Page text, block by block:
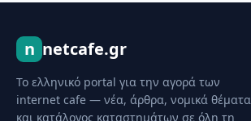
n netcafe.gr
Το ελληνικό portal για την αγορά των
internet cafe — νέα, άρθρα, νομικά θέματα
και κατάλογος καταστημάτων σε όλη τη